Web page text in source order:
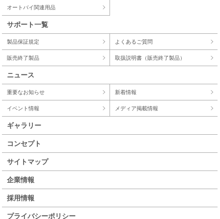
オートバイ関連用品
サポート一覧
製品保証規定 よくあるご質問
販売終了製品 取扱説明書（販売終了製品）
ニュース
重要なお知らせ 新着情報
イベント情報 メディア掲載情報
ギャラリー
コンセプト
サイトマップ
企業情報
採用情報
プライバシーポリシー